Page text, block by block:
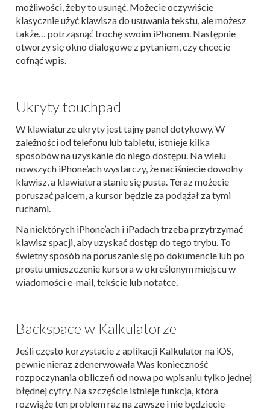
możliwości, żeby to usunąć. Możecie oczywiście
klasycznie użyć klawisza do usuwania tekstu, ale możesz
także… potrząsnąć trochę swoim iPhonem. Następnie
otworzy się okno dialogowe z pytaniem, czy chcecie
cofnąć wpis.
Ukryty touchpad
W klawiaturze ukryty jest tajny panel dotykowy. W
zależności od telefonu lub tabletu, istnieje kilka
sposobów na uzyskanie do niego dostępu. Na wielu
nowszych iPhone’ach wystarczy, że naciśniecie dowolny
klawisz, a klawiatura stanie się pusta. Teraz możecie
poruszać palcem, a kursor będzie za podążał za tymi
ruchami.
Na niektórych iPhone’ach i iPadach trzeba przytrzymać
klawisz spacji, aby uzyskać dostęp do tego trybu. To
świetny sposób na poruszanie się po dokumencie lub po
prostu umieszczenie kursora w określonym miejscu w
wiadomości e-mail, tekście lub notatce.
Backspace w Kalkulatorze
Jeśli często korzystacie z aplikacji Kalkulator na iOS,
pewnie nieraz zdenerwowała Was konieczność
rozpoczynania obliczeń od nowa po wpisaniu tylko jednej
błędnej cyfry. Na szczęście istnieje funkcja, która
rozwiąże ten problem raz na zawsze i nie będziecie